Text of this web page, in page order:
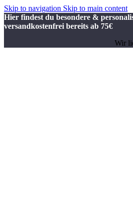
Skip to navigation Skip to main content
Hier findest du besondere &
versandkostenfrei bereits ab 75€
Wir